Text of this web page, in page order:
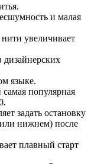
и малая
нити увеличивает
языке.
популярная
задать остановку
нижнем) после
плавный старт